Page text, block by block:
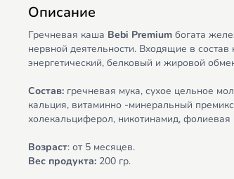
Описание
Гречневая каша Bebi Premium богата
нервной деятельности. Входящие в
энергетический, белковый и жировой
Состав: гречневая мука, сухое цельное
кальция, витаминно -минеральный
холекальциферол, никотинамид, фолиевая
Возраст: от 5 месяцев.
Вес продукта: 200 гр.